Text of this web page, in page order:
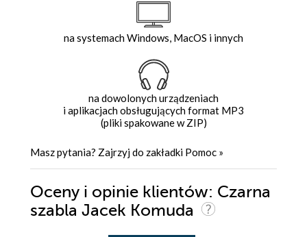
na systemach Windows, MacOS i innych
na dowolonych urządzeniach
i aplikacjach obsługujących format MP3
(pliki spakowane w ZIP)
Masz pytania? Zajrzyj do zakładki Pomoc »
Oceny i opinie klientów: Czarna
szabla Jacek Komuda